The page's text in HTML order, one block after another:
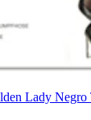
Lady Negro